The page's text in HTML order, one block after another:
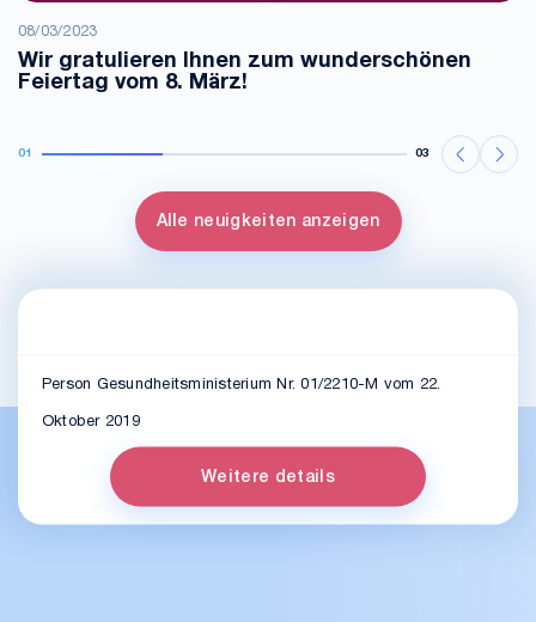
08/03/2023
Wir gratulieren Ihnen zum wunderschönen
Feiertag vom 8. März!
01 03
Alle neuigkeiten anzeigen
Person Gesundheitsministerium Nr. 01/2210-M vom 22.
Oktober 2019
Weitere details